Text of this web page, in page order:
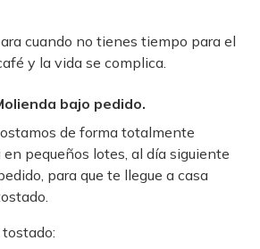
cuando no tienes tiempo para el
y la vida se complica.
bajo pedido.
de forma totalmente
pequeños lotes, al día siguiente
para que te llegue a casa